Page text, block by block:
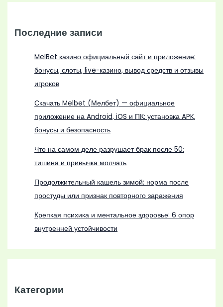
Последние записи
MelBet казино официальный сайт и приложение:
бонусы, слоты, live-казино, вывод средств и отзывы
игроков
Скачать Melbet (Мелбет) — официальное
приложение на Android, iOS и ПК: установка APK,
бонусы и безопасность
Что на самом деле разрушает брак после 50:
тишина и привычка молчать
Продолжительный кашель зимой: норма после
простуды или признак повторного заражения
Крепкая психика и ментальное здоровье: 6 опор
внутренней устойчивости
Категории